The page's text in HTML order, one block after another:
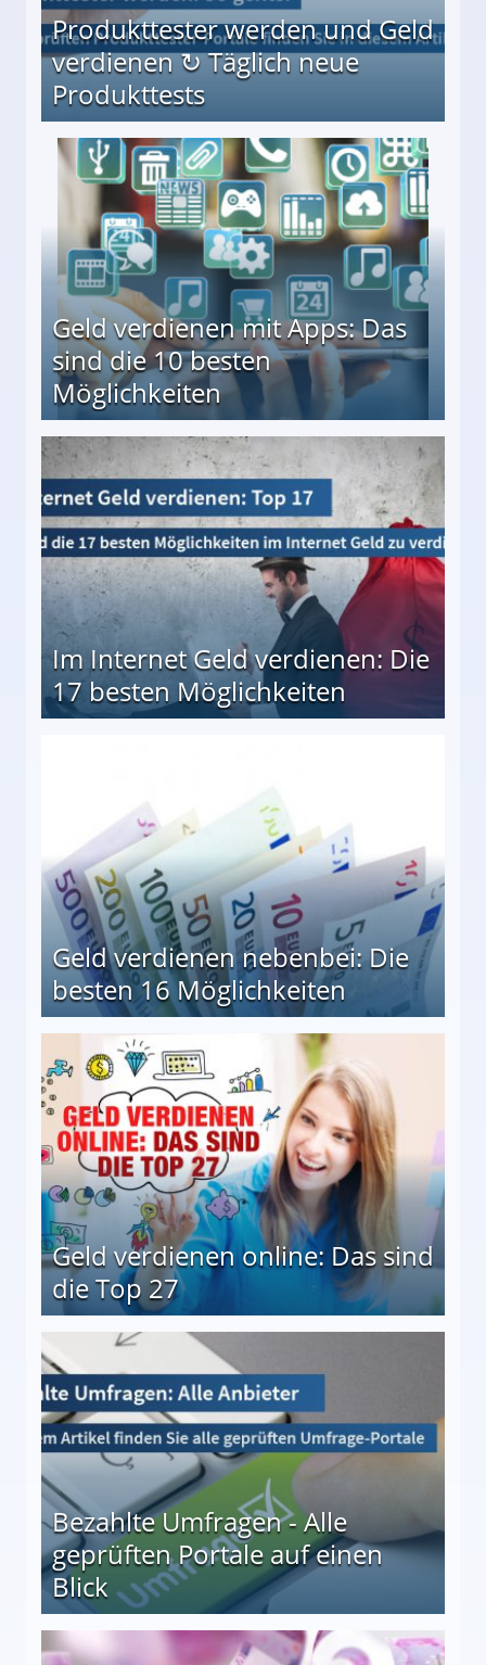
Produkttester werden und Geld
verdienen ↻ Täglich neue
Produkttests
↻ Täglich neue Produkttests
Geld verdienen mit Apps: Das
sind die 10 besten
Möglichkeiten
besten Möglichkeiten
Im Internet Geld verdienen: Die
17 besten Möglichkeiten
Geld verdienen nebenbei: Die
besten 16 Möglichkeiten
Geld verdienen online: Das sind
die Top 27
Bezahlte Umfragen - Alle
geprüften Portale auf einen
Blick
auf einen Blick